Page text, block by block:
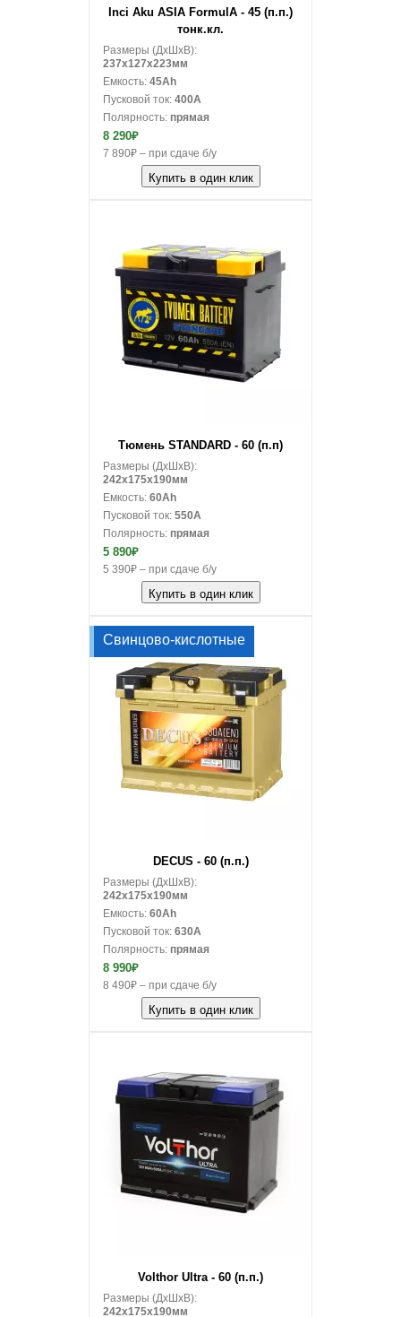
Inci Aku ASIA FormulА - 45 (п.п.)
тонк.кл.
Размеры (ДxШxВ):
237x127x223мм
Емкость: 45Ah
Пусковой ток: 400A
Полярность: прямая
8 290₽
7 890₽ – при сдаче б/у
Купить в один клик
Тюмень STANDARD - 60 (п.п)
Размеры (ДxШxВ):
242x175x190мм
Емкость: 60Ah
Пусковой ток: 550A
Полярность: прямая
5 890₽
5 390₽ – при сдаче б/у
Купить в один клик
Свинцово-кислотные
DECUS - 60 (п.п.)
Размеры (ДxШxВ):
242x175x190мм
Емкость: 60Ah
Пусковой ток: 630A
Полярность: прямая
8 990₽
8 490₽ – при сдаче б/у
Купить в один клик
Volthor Ultra - 60 (п.п.)
Размеры (ДxШxВ):
242x175x190мм